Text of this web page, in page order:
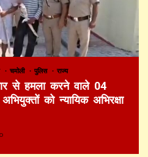
चमोली पुलिस राज्य
से हमला करने वाले 04
को न्यायिक अभिरक्षा